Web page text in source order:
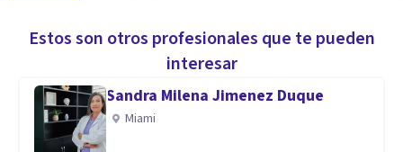
Estos son otros profesionales que te pueden
interesar
Sandra Milena Jimenez Duque
Miami